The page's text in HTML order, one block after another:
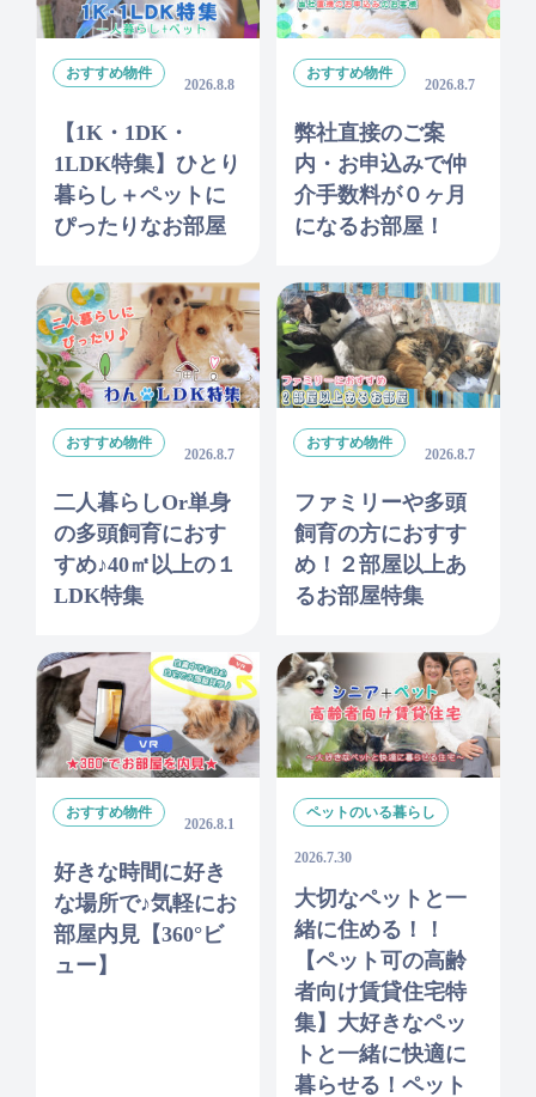
おすすめ物件
2026.8.8
【1K・1DK・
1LDK特集】ひとり
暮らし＋ペットに
ぴったりなお部屋
おすすめ物件
2026.8.7
弊社直接のご案
内・お申込みで仲
介手数料が０ヶ月
になるお部屋！
おすすめ物件
2026.8.7
二人暮らしor単身
の多頭飼育におす
すめ♪40㎡以上の１
LDK特集
おすすめ物件
2026.8.7
ファミリーや多頭
飼育の方におすす
め！２部屋以上あ
るお部屋特集
おすすめ物件
2026.8.1
好きな時間に好き
な場所で♪気軽にお
部屋内見【360°ビ
ュー】
ペットのいる暮らし
2026.7.30
大切なペットと一
緒に住める！！
【ペット可の高齢
者向け賃貸住宅特
集】大好きなペッ
トと一緒に快適に
暮らせる！ペット